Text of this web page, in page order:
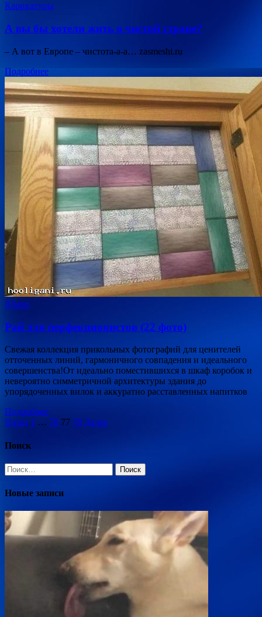
Карикатуры
А вы бы хотели жить в чистой стране?
– А вот в Европе – чистота-а-а… zasmeshi.ru
Подробнее
Юмор
Рай для перфекционистов (22 фото)
Свежая коллекция прикольных фотографий для ценителей
отточенных линий, гармоничного совпадения и идеального
совершенства!От идеально поместившихся в шкаф коробок и
невероятно симметричной архитектуры здания до
упорядоченных вилок и аккуратно расставленных напитков
Подробнее
Пагинация
записей
Назад 1 … 76 77 78 Далее
Поиск
Найти:
Новые записи